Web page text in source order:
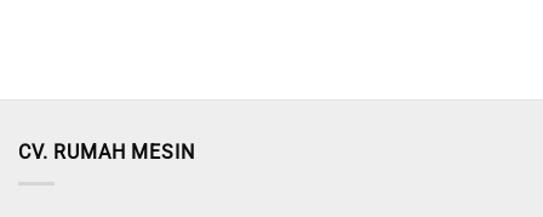
CV. RUMAH MESIN